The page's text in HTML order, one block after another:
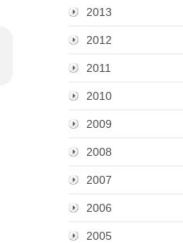
2013
2012
2011
2010
2009
2008
2007
2006
2005